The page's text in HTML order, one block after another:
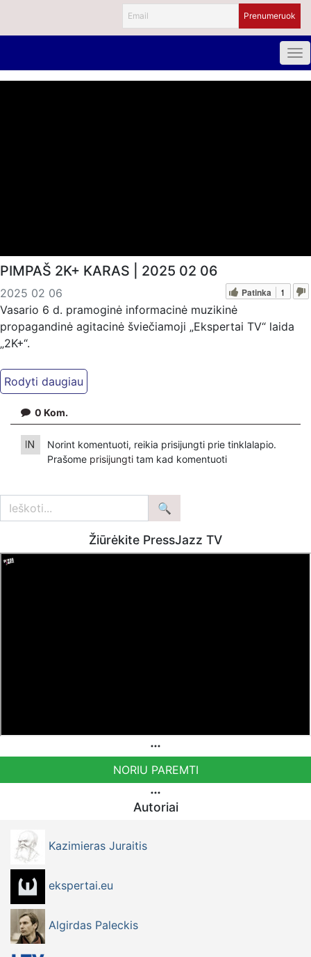
PIMPAŠ 2K+ KARAS | 2025 02 06
2025 02 06 Patinka 1
Vasario 6 d. pramoginė informacinė muzikinė
propagandinė agitacinė šviečiamoji „Ekspertai TV“ laida
„2K+“.
Kiti mūsų kanalai:
Ekspertai.eu Telegram'e – https://t.me/ekspertaiTelegram
https://www.ekspertai.eu
Mūsų veikla galima tik dėka skaitytojų ir žiūrovų, mus
VšĮ „Ekspertai.eu“ per PayPal paspaudę šią nuorodą –
https://www.paypal.com/paypalme/Ekspertaieu?
0 Kom.
Norint komentuoti, reikia prisijungti prie tinklalapio.
Prašome prisijungti tam kad komentuoti
Žiūrėkite PressJazz TV
NORIU PAREMTI
Autoriai
Kazimieras Juraitis
ekspertai.eu
Algirdas Paleckis